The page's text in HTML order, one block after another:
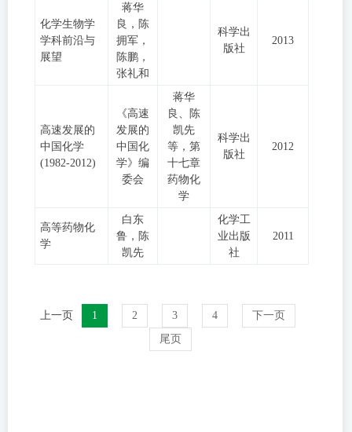
化学生物学
学科前沿与
展望
蒋华
良，陈
拥军，
陈鹏，
张礼和
科学出
版社
2013
高速发展的
中国化学
(1982-2012)
《高速
发展的
中国化
学》编
委会
蒋华
良、陈
凯先
等，第
十七章
药物化
学
科学出
版社
2012
高等药物化
学
白东
鲁，陈
凯先
化学工
业出版
社
2011
上一页 1 2 3 4
下一页
尾页